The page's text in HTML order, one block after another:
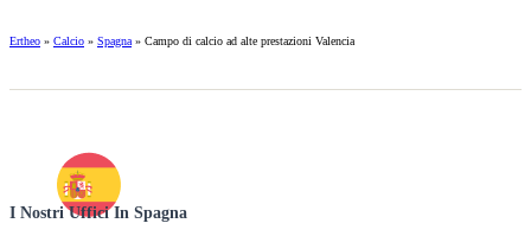
Ertheo » Calcio » Spagna » Campo di calcio ad alte prestazioni Valencia
I Nostri Uffici In Spagna